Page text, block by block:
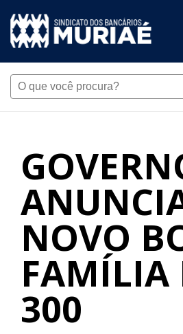
NOVO
FAMÍLIA
300